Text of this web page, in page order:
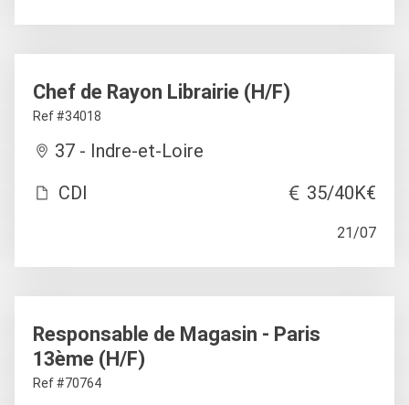
Chef de Rayon Librairie (H/F)
Ref #34018
37 - Indre-et-Loire
CDI
35/40K€
21/07
Responsable de Magasin - Paris
13ème (H/F)
Ref #70764